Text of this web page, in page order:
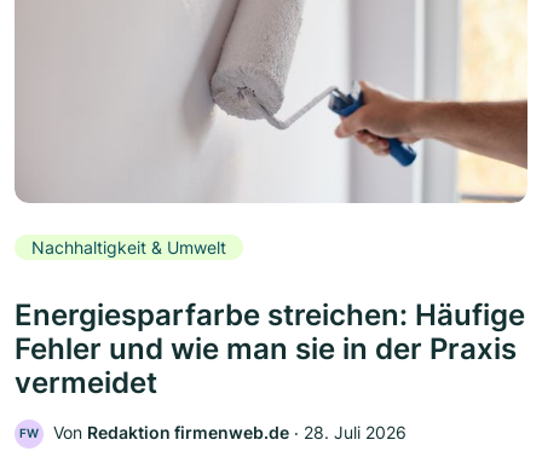
Nachhaltigkeit & Umwelt
Energiesparfarbe streichen: Häufige
Fehler und wie man sie in der Praxis
vermeidet
FW Von Redaktion firmenweb.de ‧ 28. Juli 2026